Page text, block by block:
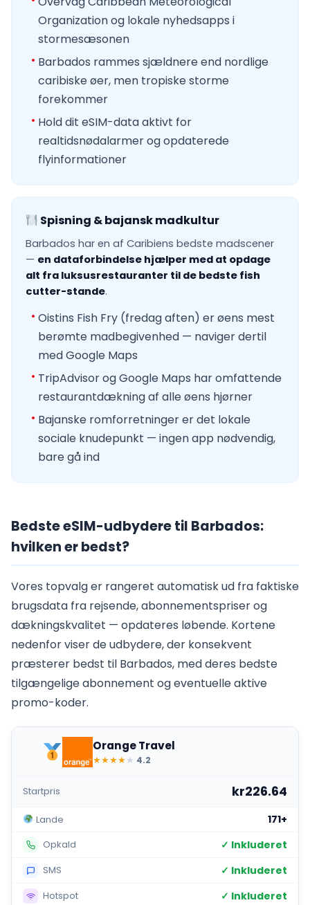
Organization og lokale nyhedsapps i
stormesæsonen
Barbados rammes sjældnere end nordlige
caribiske øer, men tropiske storme
forekommer
Hold dit eSIM-data aktivt for
realtidsnødalarmer og opdaterede
flyinformationer
Spisning & bajansk madkultur
Barbados har en af Caribiens bedste madscener
— en dataforbindelse hjælper med at opdage
alt fra luksusrestauranter til de bedste fish
cutter-stande.
Oistins Fish Fry (fredag aften) er øens mest
berømte madbegivenhed — naviger dertil
med Google Maps
TripAdvisor og Google Maps har omfattende
restaurantdækning af alle øens hjørner
Bajanske romforretninger er det lokale
sociale knudepunkt — ingen app nødvendig,
bare gå ind
Bedste eSIM-udbydere til Barbados:
hvilken er bedst?
Vores topvalg er rangeret automatisk ud fra faktiske
brugsdata fra rejsende, abonnementspriser og
dækningskvalitet — opdateres løbende. Kortene
nedenfor viser de udbydere, der konsekvent
præsterer bedst til Barbados, med deres bedste
tilgængelige abonnement og eventuelle aktive
promo-koder.
Orange Travel
★★★★★ 4.2
Startpris kr226.64
Lande 171+
Opkald ✓ Inkluderet
SMS ✓ Inkluderet
Hotspot ✓ Inkluderet